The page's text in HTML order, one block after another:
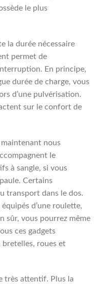
le plus
la durée nécessaire
permet de
En principe,
durée de charge, vous
d’une pulvérisation.
sur le confort de
nous
le
à sangle, si vous
Certains
transport dans le dos.
d’une roulette,
sûr, vous pourrez même
ces gadgets
bretelles, roues et
très attentif. Plus la